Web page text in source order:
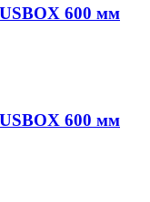
600 мм
600 мм